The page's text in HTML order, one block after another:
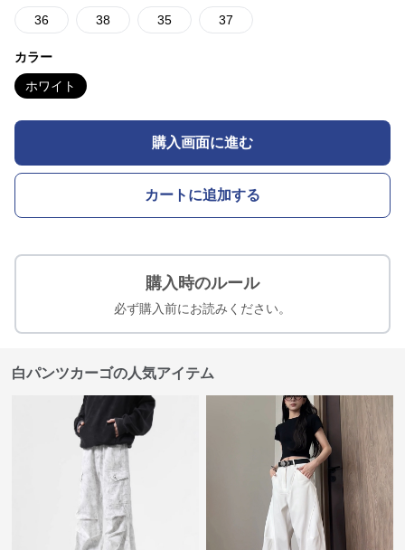
36 38 35 37
カラー
ホワイト
購入画面に進む
カートに追加する
購入時のルール
必ず購入前にお読みください。
白パンツカーゴの人気アイテム